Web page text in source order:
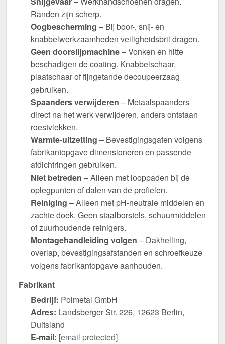
Randen zijn scherp.
Oogbescherming – Bij boor-, snij- en
knabbelwerkzaamheden veiligheidsbril dragen.
Geen doorslijpmachine– Vonken en hitte
beschadigen de coating. Knabbelschaar,
plaatschaar of fijngetande decoupeerzaag
gebruiken.
Spaanders verwijderen – Metaalspaanders
direct na het werk verwijderen, anders ontstaan
roestvlekken.
Warmte-uitzetting – Bevestigingsgaten volgens
fabrikantopgave dimensioneren en passende
afdichtringen gebruiken.
Niet betreden – Alleen met looppaden bij de
oplegpunten of dalen van de profielen.
Reiniging – Alleen met pH-neutrale middelen en
zachte doek. Geen staalborstels, schuurmiddelen
of zuurhoudende reinigers.
Montagehandleiding volgen – Dakhelling,
overlap, bevestigingsafstanden en schroefkeuze
volgens fabrikantopgave aanhouden.
Fabrikant
Bedrijf: Polmetal GmbH
Adres: Landsberger Str. 226, 12623 Berlin,
Duitsland
E-mail: [email protected]